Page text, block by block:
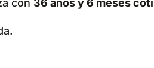
con 36 años y 6 meses